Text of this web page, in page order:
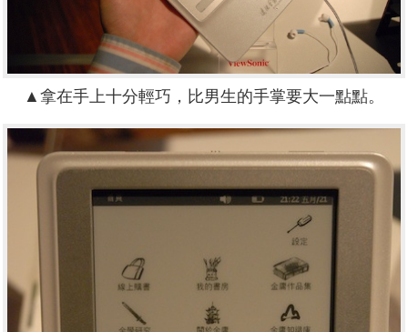
▲拿在手上十分輕巧，比男生的手掌要大一點點。